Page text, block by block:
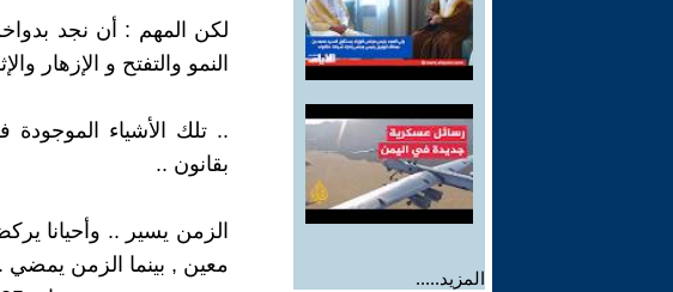
المزيد.....
لكن المهم : أن نجد
النمو والتفتح و الإزهار
.. تلك الأشياء
بقانون ..
الزمن يسير .. وأحيانا
معين , بينما الزمن يمضي